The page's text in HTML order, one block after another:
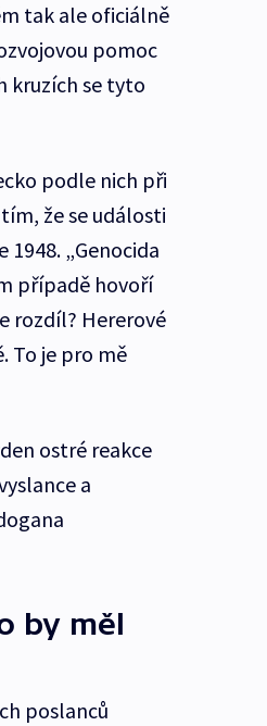
tak ale oficiálně
pomoc
kruzích se tyto
podle nich při
že se události
„Genocida
případě hovoří
rozdíl? Hererové
To je pro mě
ostré reakce
a
by měl
poslanců